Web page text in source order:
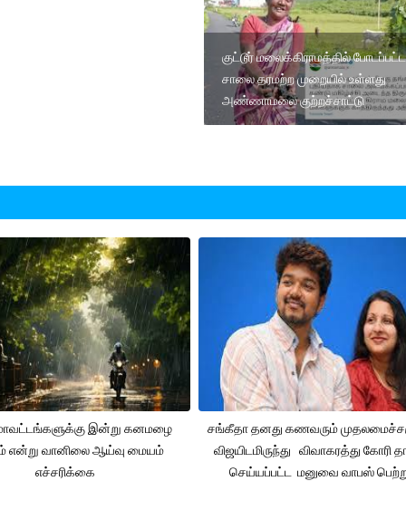
குட்டூர் மலைக்கிராமத்தில் போடப்பட்ட
சாலை தரமற்ற முறையில் உள்ளது
அண்ணாமலை குற்றச்சாட்டு
இன்று கனமழை
என்று வானிலை ஆய்வு மையம்
எச்சரிக்கை
சங்கீதா தனது கணவரும்
விஜயிடமிருந்து விவாகரத்து கோரி
செய்யப்பட்ட மனுவை வாபஸ்